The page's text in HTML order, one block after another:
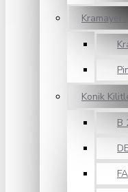
Kramayer
Konik
B